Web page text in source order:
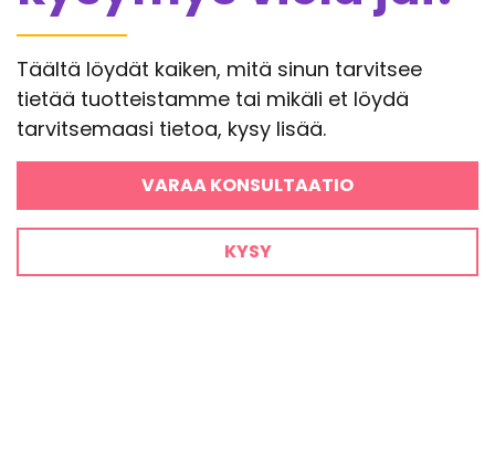
Täältä löydät kaiken, mitä sinun tarvitsee
tietää tuotteistamme tai mikäli et löydä
tarvitsemaasi tietoa, kysy lisää.
VARAA KONSULTAATIO
KYSY